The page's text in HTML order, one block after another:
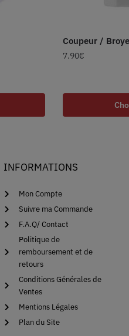
Coupeur /
7.90€
INFORMATIONS
Mon Compte
Suivre ma Commande
F.A.Q/ Contact
Politique de
remboursement et de
retours
Conditions Générales de
Ventes
Mentions Légales
Plan du Site